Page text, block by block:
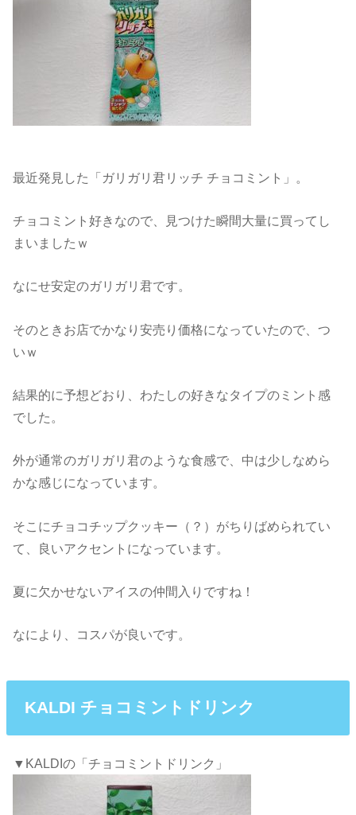
最近発見した「ガリガリ君リッチ チョコミント」。
チョコミント好きなので、見つけた瞬間大量に買ってし
まいましたｗ
なにせ安定のガリガリ君です。
そのときお店でかなり安売り価格になっていたので、つ
いｗ
結果的に予想どおり、わたしの好きなタイプのミント感
でした。
外が通常のガリガリ君のような食感で、中は少しなめら
かな感じになっています。
そこにチョコチップクッキー（？）がちりばめられてい
て、良いアクセントになっています。
夏に欠かせないアイスの仲間入りですね！
なにより、コスパが良いです。
KALDI チョコミントドリンク
▼KALDIの「チョコミントドリンク」